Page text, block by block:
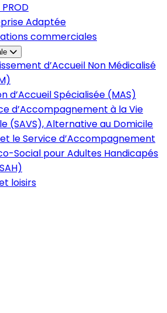
Adaptée
commerciales
d’Accueil Non Médicalisé
d’Accueil Spécialisée (MAS)
d’Accompagnement à la Vie
(SAVS), Alternative au Domicile
le Service d’Accompagnement
Social pour Adultes Handicapés
loisirs